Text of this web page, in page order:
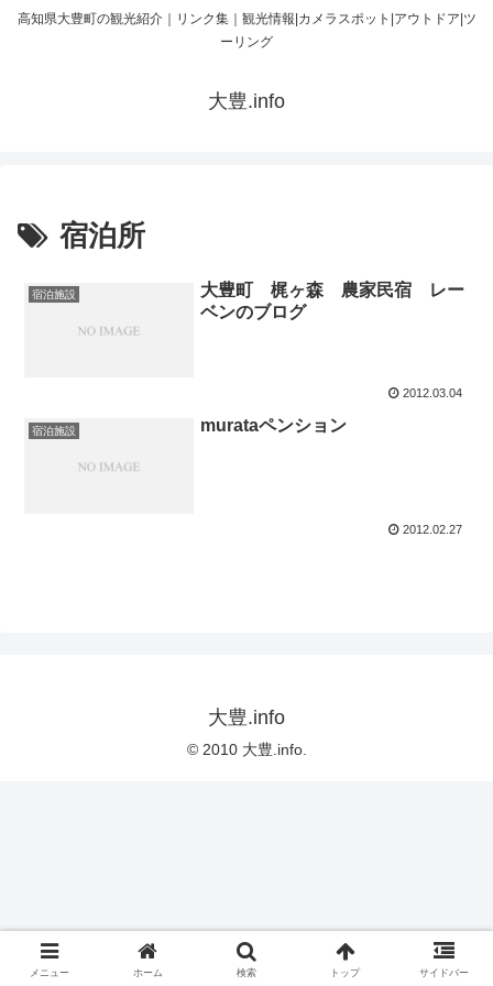
高知県大豊町の観光紹介｜リンク集｜観光情報|カメラスポット|アウトドア|ツ
ーリング
大豊.info
宿泊所
宿泊施設
大豊町 梶ヶ森 農家民宿 レー
ベンのブログ
2012.03.04
宿泊施設 murataペンション
2012.02.27
大豊.info
© 2010 大豊.info.
メニュー ホーム 検索 トップ サイドバー